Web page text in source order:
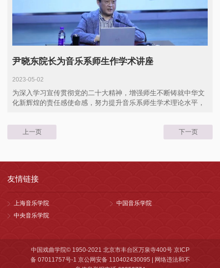
尹晓东院长为音乐系师生作学术讲座
2023-05-02
为深入学习宣传贯彻党的二十大精神，增强师生不断铸就中华文
化新辉煌的责任感使命感，努力提升音乐系师生学术理论水平，
上一页 下一页
友情链接
上海音乐学院
中国音乐学院
中央音乐学院
中国戏曲学院© 1950-2021 北京市丰台区万泉寺400号 京ICP
备 07011757号-1 京公网安备 110402430095 | 网络违法和不